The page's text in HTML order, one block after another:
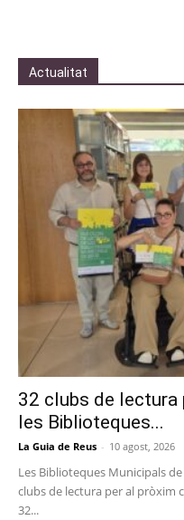
Actualitat
32 clubs de
les Biblioteques...
La Guia de Reus - 10 agost, 2026
Les Biblioteques Municipals
clubs de lectura per al pròxim
32...